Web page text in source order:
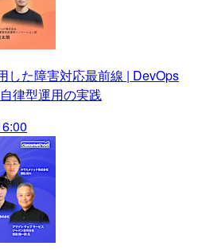
した障害対応最前線 | DevOps
律型運用の実践